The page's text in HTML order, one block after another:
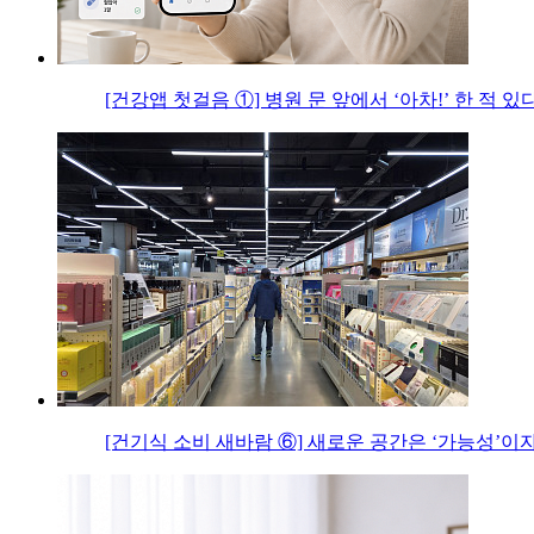
[건강앱 첫걸음 ①] 병원 문 앞에서 ‘아차!’ 한 적 있
[건기식 소비 새바람 ⑥] 새로운 공간은 ‘가능성’이